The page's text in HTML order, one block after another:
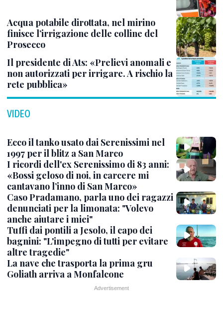
Acqua potabile dirottata, nel mirino
finisce l’irrigazione delle colline del
Prosecco
Il presidente di Ats: «Prelievi anomali e
non autorizzati per irrigare. A rischio la
rete pubblica»
VIDEO
Ecco il tanko usato dai Serenissimi nel
1997 per il blitz a San Marco
I ricordi dell'ex Serenissimo di 83 anni:
«Bossi geloso di noi, in carcere mi
cantavano l’inno di San Marco»
Caso Pradamano, parla uno dei ragazzi
denunciati per la limonata: "Volevo
anche aiutare i miei"
Tuffi dai pontili a Jesolo, il capo dei
bagnini: "L'impegno di tutti per evitare
altre tragedie"
La nave che trasporta la prima gru
Goliath arriva a Monfalcone